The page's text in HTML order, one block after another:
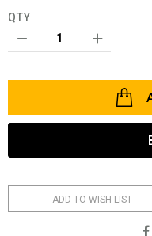
QTY
ADD TO WISH LIST